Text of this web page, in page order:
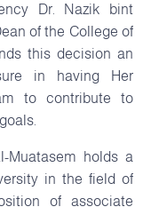
Dr. Nazik bint
of the College of
this decision an
in having Her
to contribute to
Muatasem holds a
in the field of
of associate